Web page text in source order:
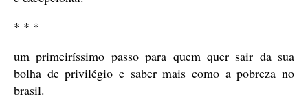
* * *
um primeiríssimo passo para quem quer sair da sua
bolha de privilégio e saber mais como a pobreza no
brasil.